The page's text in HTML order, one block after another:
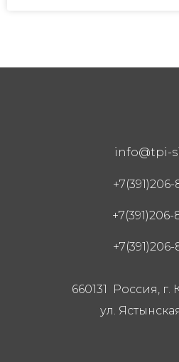
info@tpi-
+7(391)206-
+7(391)206-
660131 Россия, г.
ул.